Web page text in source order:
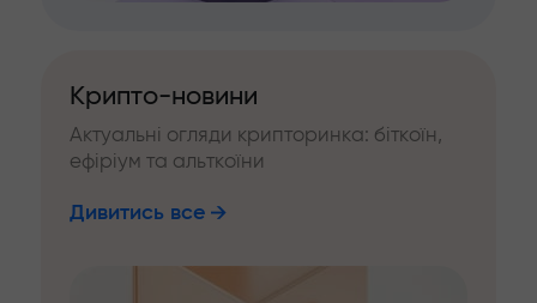
Крипто-новини
Актуальні огляди крипторинка: біткоїн,
ефіріум та альткоїни
Дивитись все